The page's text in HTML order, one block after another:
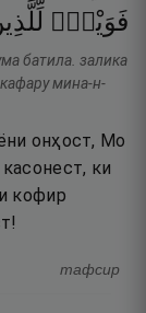
فَوَيْلٌۭ
батила. залика
мина-н-
онҳост, Мо
ки
кофир
тафсир